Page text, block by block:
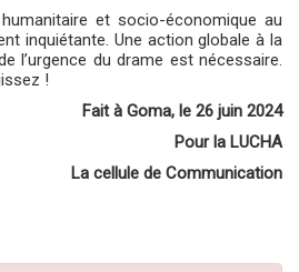
et socio-économique au
inquiétante. Une action globale à la
l’urgence du drame est nécessaire.
!
Fait à Goma, le 26 juin 2024
Pour la LUCHA
La cellule de Communication